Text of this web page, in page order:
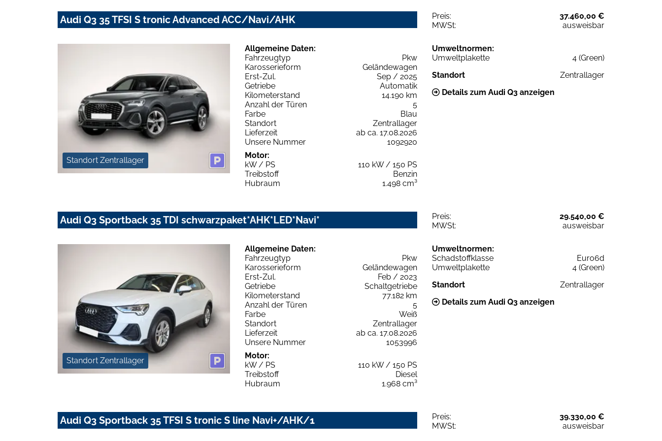
Audi Q3 35 TFSI S tronic Advanced ACC/Navi/AHK Preis:
37.460,00 €
MWSt:
ausweisbar
Standort Zentrallager
Allgemeine Daten:
Fahrzeugtyp
Pkw
Karosserieform
Geländewagen
Erst-Zul.
Sep / 2025
Getriebe
Automatik
Kilometerstand
14.190 km
Anzahl der Türen
5
Farbe
Blau
Standort
Zentrallager
Lieferzeit
ab ca. 17.08.2026
Unsere Nummer
1092920
Motor:
kW / PS
110 kW / 150 PS
Treibstoff
Benzin
Hubraum
1.498 cm³
Umweltnormen:
Umweltplakette
4 (Green)
Standort
Zentrallager
Details zum Audi Q3 anzeigen
Audi Q3 Sportback 35 TDI schwarzpaket*AHK*LED*Navi* Preis:
29.540,00 €
MWSt:
ausweisbar
Standort Zentrallager
Allgemeine Daten:
Fahrzeugtyp
Pkw
Karosserieform
Geländewagen
Erst-Zul.
Feb / 2023
Getriebe
Schaltgetriebe
Kilometerstand
77.182 km
Anzahl der Türen
5
Farbe
Weiß
Standort
Zentrallager
Lieferzeit
ab ca. 17.08.2026
Unsere Nummer
1053996
Motor:
kW / PS
110 kW / 150 PS
Treibstoff
Diesel
Hubraum
1.968 cm³
Umweltnormen:
Schadstoffklasse
Euro6d
Umweltplakette
4 (Green)
Standort
Zentrallager
Details zum Audi Q3 anzeigen
Audi Q3 Sportback 35 TFSI S tronic S line Navi+/AHK/1 Preis:
39.330,00 €
MWSt:
ausweisbar